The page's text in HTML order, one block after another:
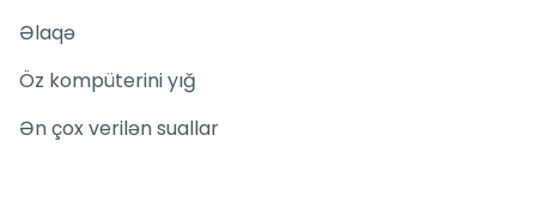
Əlaqə
Öz kompüterini yığ
Ən çox verilən suallar